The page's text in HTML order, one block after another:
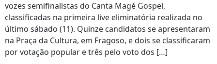
vozes semifinalistas do Canta Magé Gospel,
classificadas na primeira live eliminatória realizada no
último sábado (11). Quinze candidatos se apresentaram
na Praça da Cultura, em Fragoso, e dois se classificaram
por votação popular e três pelo voto dos […]